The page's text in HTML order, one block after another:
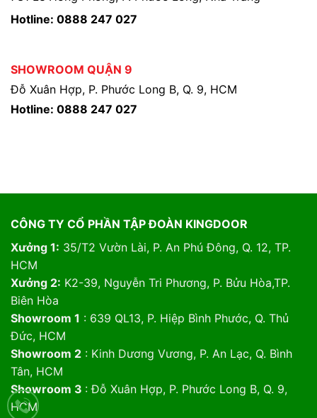
Hotline: 0888 247 027
SHOWROOM QUẬN 9
Đỗ Xuân Hợp, P. Phước Long B, Q. 9, HCM
Hotline: 0888 247 027
CÔNG TY CỔ PHẦN TẬP ĐOÀN KINGDOOR
Xưởng 1: 35/T2 Vườn Lài, P. An Phú Đông, Q. 12, TP.
HCM
Xưởng 2: K2-39, Nguyễn Tri Phương, P. Bửu Hòa,TP.
Biên Hòa
Showroom 1 : 639 QL13, P. Hiệp Bình Phước, Q. Thủ
Đức, HCM
Showroom 2: Kinh Dương Vương, P. An Lạc, Q. Bình
Tân, HCM
Showroom 3 : Đỗ Xuân Hợp, P. Phước Long B, Q. 9,
HCM